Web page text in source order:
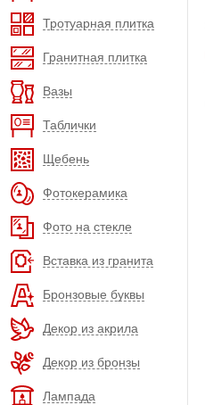
Тротуарная плитка
Гранитная плитка
Вазы
Таблички
Щебень
Фотокерамика
Фото на стекле
Вставка из гранита
Бронзовые буквы
Декор из акрила
Декор из бронзы
Лампада